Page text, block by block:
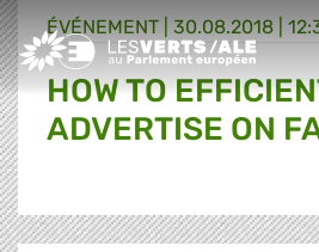
Greens/EFA Home
ÉVÉNEMENT 30.08.2018 |
HOW TO
ADVERTISE ON